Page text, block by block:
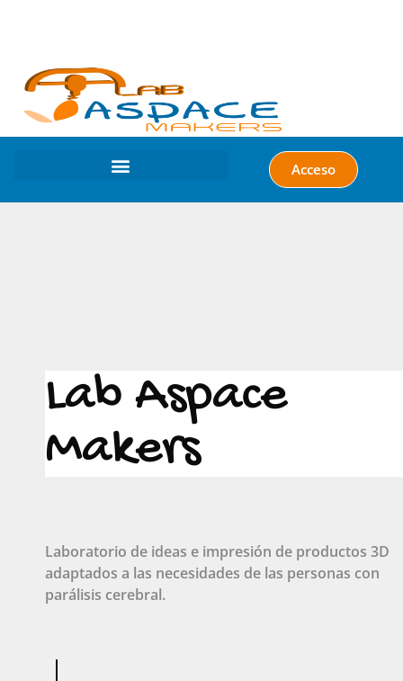
Acceso
Lab Aspace
Makers
Laboratorio de ideas e impresión de productos 3D
adaptados a las necesidades de las personas con
parálisis cerebral.